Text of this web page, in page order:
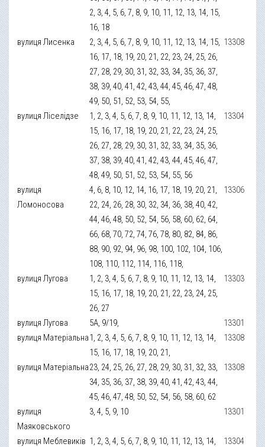
2, 3, 4, 5, 6, 7, 8, 9, 10, 11, 12, 13, 14, 15,
16, 18
вулиця Лисенка
2, 3, 4, 5, 6, 7, 8, 9, 10, 11, 12, 13, 14, 15,
16, 17, 18, 19, 20, 21, 22, 23, 24, 25, 26,
27, 28, 29, 30, 31, 32, 33, 34, 35, 36, 37,
38, 39, 40, 41, 42, 43, 44, 45, 46, 47, 48,
49, 50, 51, 52, 53, 54, 55,
13308
вулиця Ліселідзе
1, 2, 3, 4, 5, 6, 7, 8, 9, 10, 11, 12, 13, 14,
15, 16, 17, 18, 19, 20, 21, 22, 23, 24, 25,
26, 27, 28, 29, 30, 31, 32, 33, 34, 35, 36,
37, 38, 39, 40, 41, 42, 43, 44, 45, 46, 47,
48, 49, 50, 51, 52, 53, 54, 55, 56
13304
вулиця
Ломоносова
4, 6, 8, 10, 12, 14, 16, 17, 18, 19, 20, 21,
22, 24, 26, 28, 30, 32, 34, 36, 38, 40, 42,
44, 46, 48, 50, 52, 54, 56, 58, 60, 62, 64,
66, 68, 70, 72, 74, 76, 78, 80, 82, 84, 86,
88, 90, 92, 94, 96, 98, 100, 102, 104, 106,
108, 110, 112, 114, 116, 118,
13306
вулиця Лугова
1, 2, 3, 4, 5, 6, 7, 8, 9, 10, 11, 12, 13, 14,
15, 16, 17, 18, 19, 20, 21, 22, 23, 24, 25,
26, 27
13303
вулиця Лугова 5А, 9/19,
13301
вулиця Матеріальна1, 2, 3, 4, 5, 6, 7, 8, 9, 10, 11, 12, 13, 14,
15, 16, 17, 18, 19, 20, 21,
13308
вулиця Матеріальна23, 24, 25, 26, 27, 28, 29, 30, 31, 32, 33,
34, 35, 36, 37, 38, 39, 40, 41, 42, 43, 44,
45, 46, 47, 48, 50, 52, 54, 56, 58, 60, 62
13308
вулиця
Маяковського
3, 4, 5, 9, 10 13301
вулиця Меблевиків 1, 2, 3, 4, 5, 6, 7, 8, 9, 10, 11, 12, 13, 14,
13304